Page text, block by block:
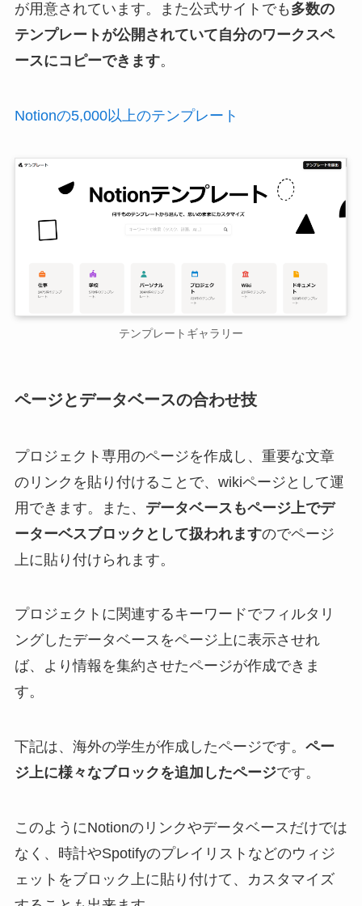
が用意されています。また公式サイトでも 多数の
テンプレートが公開されていて自分のワークスペ
ースにコピーできます。
Notionの5,000以上のテンプレート
テンプレートギャラリー
ページとデータベースの合わせ技
プロジェクト専用のページを作成し、重要な文章
のリンクを貼り付けることで、wikiページとして運
用できます。また、 データベースもページ上でデ
ーターベスブロックとして扱われますのでページ
上に貼り付けられます。
プロジェクトに関連するキーワードでフィルタリ
ングしたデータベースをページ上に表示させれ
ば、より情報を集約させたページが作成できま
す。
下記は、海外の学生が作成したページです。 ペー
ジ上に様々なブロックを追加したページです。
このようにNotionのリンクやデータベースだけでは
なく、時計やSpotifyのプレイリストなどのウィジ
ェットをブロック上に貼り付けて、カスタマイズ